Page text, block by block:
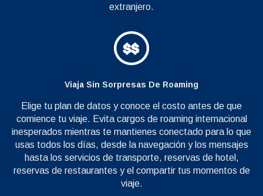
extranjero.
Viaja Sin Sorpresas De Roaming
Elige tu plan de datos y conoce el costo antes de que
comience tu viaje. Evita cargos de roaming internacional
inesperados mientras te mantienes conectado para lo que
usas todos los días, desde la navegación y los mensajes
hasta los servicios de transporte, reservas de hotel,
reservas de restaurantes y el compartir tus momentos de
viaje.